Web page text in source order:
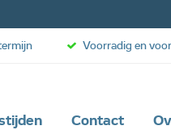
Contact
Voorradig en